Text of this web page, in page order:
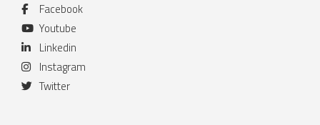
Facebook
Youtube
Linkedin
Instagram
Twitter